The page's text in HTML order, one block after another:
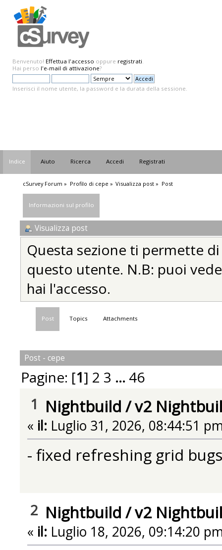
Benvenuto! Effettua l'accesso oppure registrati.
Hai perso l'e-mail di attivazione?
Inserisci il nome utente, la password e la durata della sessione.
Indice Aiuto Ricerca Accedi Registrati
cSurvey Forum » Profilo di cepe » Visualizza post » Post
Informazioni sul profilo
Visualizza post
Questa sezione ti permette
questo utente. N.B: puoi
hai l'accesso.
Post Topics Attachments
Post - cepe
Pagine: [1] 2 3 ... 46
1 Nightbuild /v2
« il: Luglio 31, 2026, 08:44:51
- fixed refreshing grid
2 Nightbuild /v2
« il: Luglio 18, 2026, 09:14:20